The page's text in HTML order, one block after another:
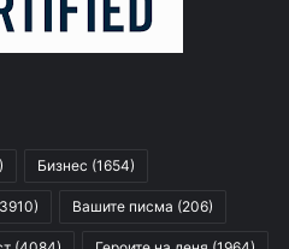
Бизнес (1654)
Вашите писма (206)